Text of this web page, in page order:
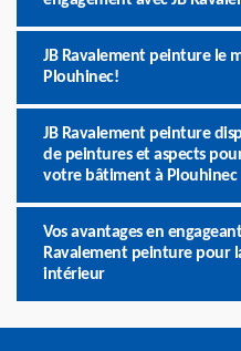
JB Ravalement peinture le
Plouhinec!
JB Ravalement peinture
de peintures et aspects
votre bâtiment à Plouhinec
Vos avantages en
Ravalement peinture pour
intérieur